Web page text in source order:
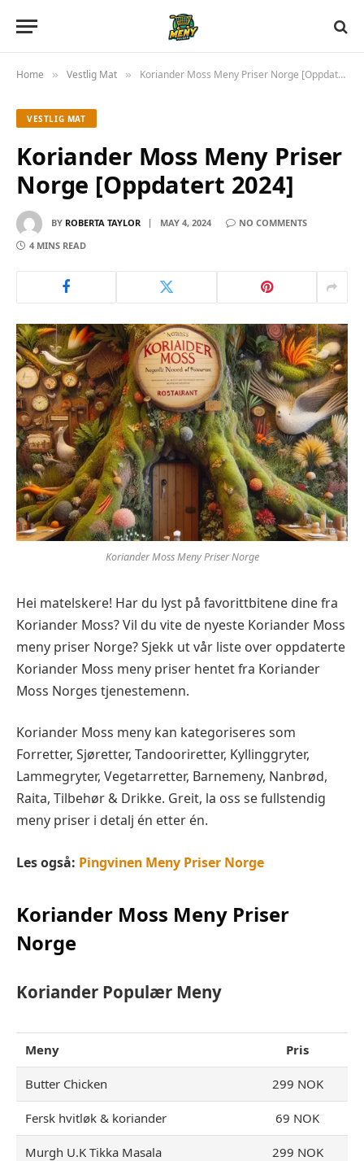
Home » Vestlig Mat » Koriander Moss Meny Priser Norge [Oppdatert 2024]
VESTLIG MAT
Koriander Moss Meny Priser
Norge [Oppdatert 2024]
BY ROBERTA TAYLOR MAY 4, 2024
NO COMMENTS
4 MINS READ
Koriander Moss Meny Priser Norge
Hei matelskere! Har du lyst på favorittbitene dine fra
Koriander Moss? Vil du vite de nyeste Koriander Moss
meny priser Norge? Sjekk ut vår liste over oppdaterte
Koriander Moss meny priser hentet fra Koriander
Moss Norges tjenestemenn.
Koriander Moss meny kan kategoriseres som
Forretter, Sjøretter, Tandooriretter, Kyllinggryter,
Lammegryter, Vegetarretter, Barnemeny, Nanbrød,
Raita, Tilbehør & Drikke. Greit, la oss se fullstendig
meny priser i detalj én etter én.
Les også: Pingvinen Meny Priser Norge
Koriander Moss Meny Priser
Norge
Koriander Populær Meny
Meny Pris
Butter Chicken 299 NOK
Fersk hvitløk & koriander 69 NOK
Murgh U.K Tikka Masala 299 NOK